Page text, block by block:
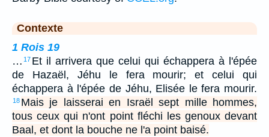
Contexte
1 Rois 19
… 17 Et il arrivera que celui qui échappera à l'épée
de Hazaël, Jéhu le fera mourir; et celui qui
échappera à l'épée de Jéhu, Elisée le fera mourir.
18 Mais je laisserai en Israël sept mille hommes,
tous ceux qui n'ont point fléchi les genoux devant
Baal, et dont la bouche ne l'a point baisé.